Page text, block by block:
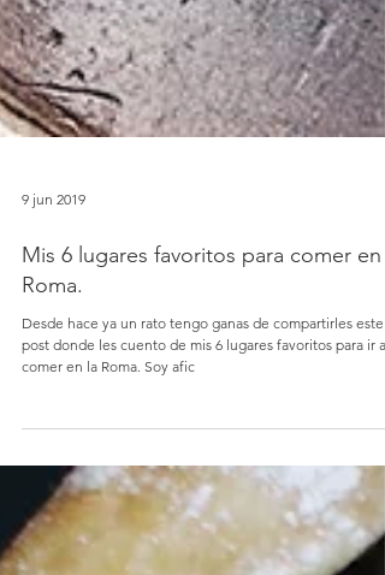
9 jun 2019
Mis 6 lugares favoritos para comer en
Roma.
Desde hace ya un rato tengo ganas de compartirles este
comer en la Roma. Soy afic